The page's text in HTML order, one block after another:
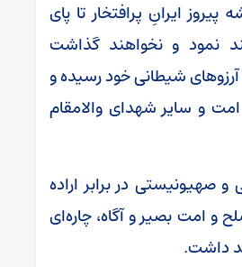
ایرانِ پرافتخار تا پای
نمود و نخواهند گذاشت
شیطانی خود رسیده و
و سایر شهدای والامقام
صهیونیستی در برابر اراده
و امت بصیر و آگاه، چاره‌ای
داشت.